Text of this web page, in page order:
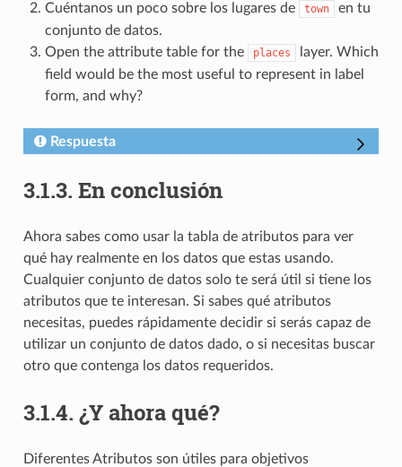
Cuéntanos un poco sobre los lugares de
town
en tu
conjunto de datos.
Open the attribute table for the
places
layer. Which
field would be the most useful to represent in label
form, and why?
Respuesta
3.1.3. En conclusión
Ahora sabes como usar la tabla de atributos para ver
qué hay realmente en los datos que estas usando.
Cualquier conjunto de datos solo te será útil si tiene los
atributos que te interesan. Si sabes qué atributos
necesitas, puedes rápidamente decidir si serás capaz de
utilizar un conjunto de datos dado, o si necesitas buscar
otro que contenga los datos requeridos.
3.1.4. ¿Y ahora qué?
Diferentes Atributos son útiles para objetivos